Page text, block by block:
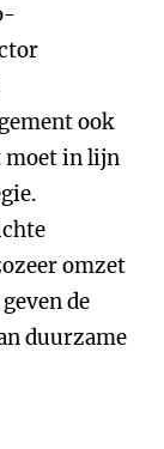
ook
moet in lijn
omzet
de
duurzame